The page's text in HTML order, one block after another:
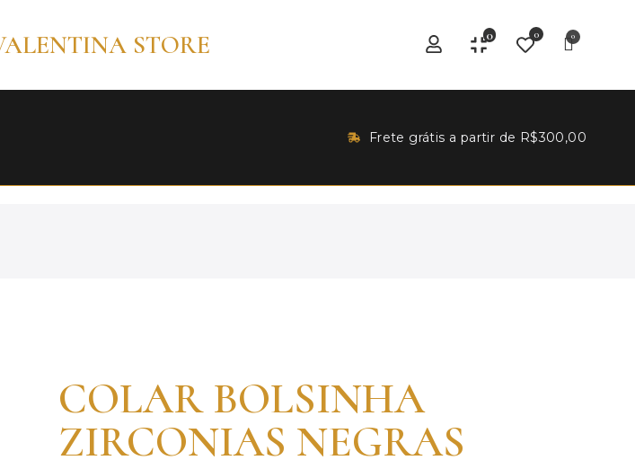
STORE 0 0
Frete grátis a partir de R$300,00
COLAR BOLSINHA
ZIRCONIAS NEGRAS